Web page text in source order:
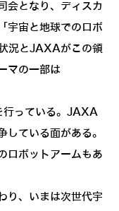
会となり、ディスカ
宇宙と地球でのロボ
況とJAXAがこの領
マの一部は
行っている。JAXA
している面がある。
ロボットアームもあ
り、いまは次世代宇